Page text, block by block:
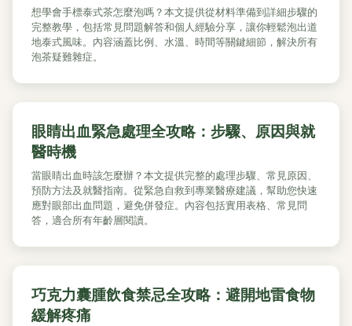
想學會手標泰式茶怎麼泡嗎？本文提供從材料準備到詳細步驟的
完整教學，包括常見問題解答和個人經驗分享，讓你輕鬆泡出道
地泰式風味。內容涵蓋比例、水溫、時間等關鍵細節，解決所有
泡茶疑難雜症。
眼睛出血緊急處理全攻略：步驟、原因與就
醫時機
當眼睛出血時該怎麼辦？本文提供完整的處理步驟、常見原因、
預防方法及就醫指南。從緊急自救到專業醫療建議，幫助您快速
應對眼部出血問題，避免併發症。內容包括實用表格、常見問
答，適合所有年齡層閱讀。
巧克力囊腫飲食禁忌全攻略：避開地雷食物
緩解疼痛